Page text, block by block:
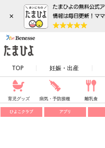
×
TOP 妊娠・出産
育児グッズ 病気・予防接種 離乳食
ひよこクラブ アプリ